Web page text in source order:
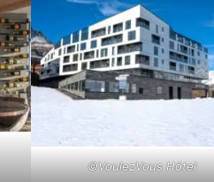
©VoulezVous Hôtel